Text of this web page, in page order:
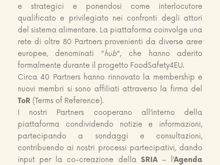
e strategici e ponendosi come interlocutore
qualificato e privilegiato nei confronti degli attori
del sistema alimentare. La piattaforma coinvolge una
rete di oltre 80 Partners provenienti da diverse aree
europee, denominati “hub“, che hanno aderito
formalmente durante il progetto FoodSafety4EU.
Circa 40 Partners hanno rinnovato la membership e
nuovi membri si sono affiliati attraverso la firma del
ToR (Terms of Reference).
I nostri Partners cooperano all’interno della
piattaforma condividendo notizie e informazioni,
partecipando a sondaggi e consultazioni,
contribuendo ai nostri processi partecipativi, dando
input per la co-creazione della SRIA– l’Agenda